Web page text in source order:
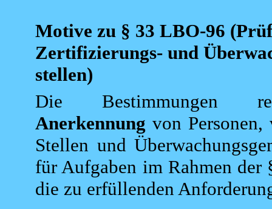
Motive zu § 33 LBO-96
Zertifizierungs- und
stellen)
Die Bestimmungen
Anerkennung von
Stellen und
für Aufgaben im Rahmen der
die zu erfüllenden